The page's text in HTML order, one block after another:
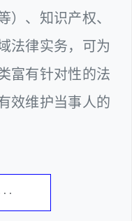
）、知识产权、
法律实务，可为
富有针对性的法
效维护当事人的
·